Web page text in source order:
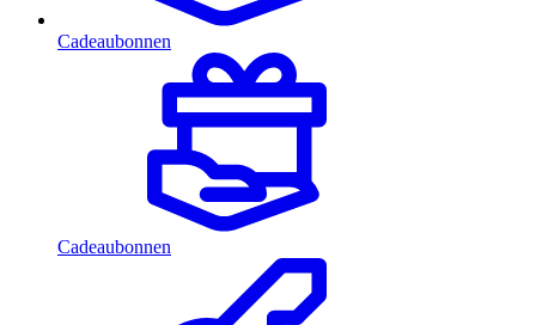
Cadeaubonnen
Cadeaubonnen